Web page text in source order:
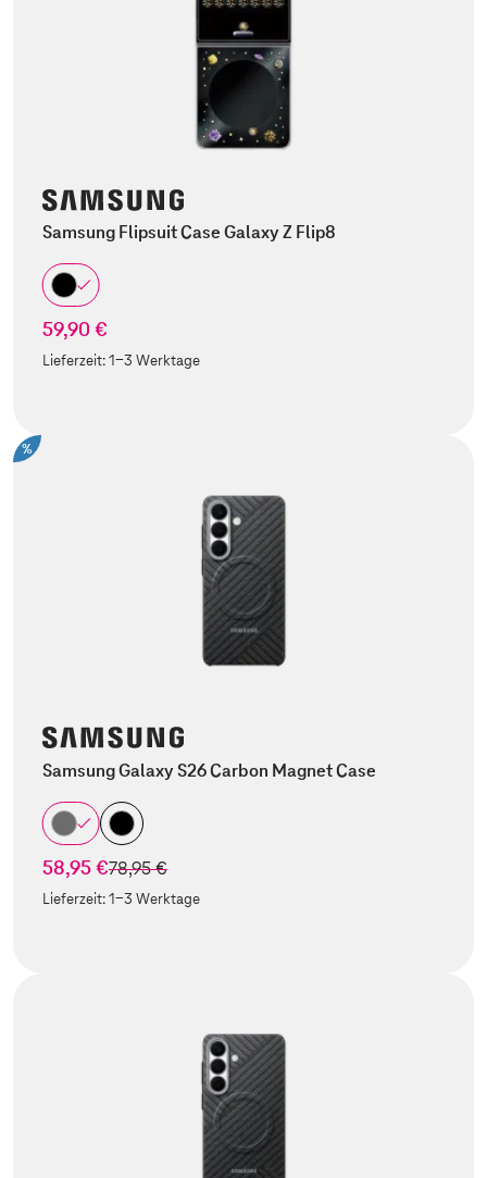
Samsung Flipsuit Case Galaxy Z Flip8
59,90 €
Lieferzeit:1-3 Werktage
%
Samsung Galaxy S26 Carbon Magnet Case
58,95 €statt
78,95 €
Lieferzeit:1-3 Werktage